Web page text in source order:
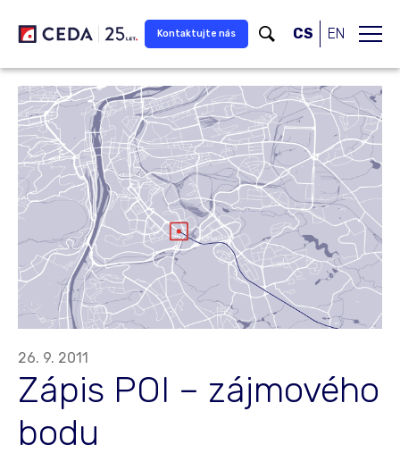
Kontaktujte nás CS EN
26. 9. 2011
Zápis POI – zájmového
bodu